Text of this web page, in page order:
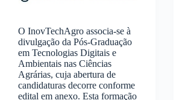
O InovTechAgro associa-se à
divulgação da Pós-Graduação
em Tecnologias Digitais e
Ambientais nas Ciências
Agrárias, cuja abertura de
candidaturas decorre conforme
edital em anexo. Esta formação